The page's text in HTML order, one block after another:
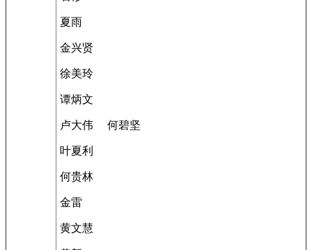
夏雨
金兴贤
徐美玲
谭炳文
卢大伟 何碧坚
叶夏利
何贵林
金雷
黄文慧